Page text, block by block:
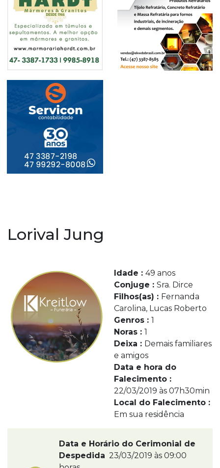
Lorival Jung
Idade : 49 anos
Conjuge : Sra. Dirce
Filhos(as) : Fernanda
Carolina, Lucas Roberto
Genros : 1
Noras : 1
Deixa : Demais familiares
e amigos
Data e hora do
Falecimento :
22/03/2019 às 07h30min
Local do Falecimento :
Em sua residência
Data e Horário do Cerimonial de
Despedida 23/03/2019 às 09:00